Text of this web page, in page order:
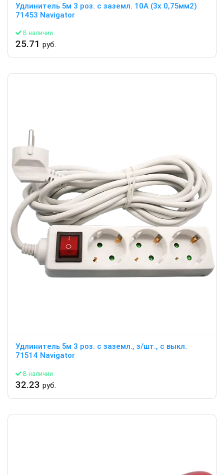
Удлинитель 5м 3 роз. с заземл. 10А (3х 0,75мм2)
71453 Navigator
В наличии
25.71 руб.
Удлинитель 5м 3 роз. с заземл., з/шт., с выкл.
71514 Navigator
В наличии
32.23 руб.